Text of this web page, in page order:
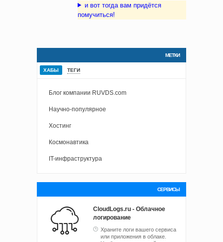
и вот тогда вам придётся
помучиться!
МЕТКИ
ХАБЫ ТЕГИ
Блог компании RUVDS.com
Научно-популярное
Хостинг
Космонавтика
IT-инфраструктура
СЕРВИСЫ
CloudLogs.ru - Облачное
логирование
Храните логи вашего сервиса
или приложения в облаке.